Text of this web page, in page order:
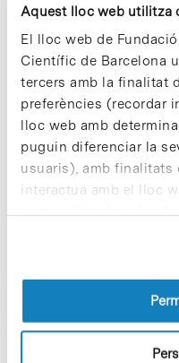
Aquest lloc web utilitza
El lloc web de
Científic de Barcelona
tercers amb la finalitat
preferències (recordar
lloc web amb
puguin diferenciar la
usuaris), amb finalitats
interactua amb el lloc
personalitzada sobre
pàgines visitades). Per
les cookies pot
Fa pocs dies ens ha
primer director de l’IRB.
estil i va ajudar a assolir…
Read More
5 de juny Dia
Ambient (un
reflexionar!)